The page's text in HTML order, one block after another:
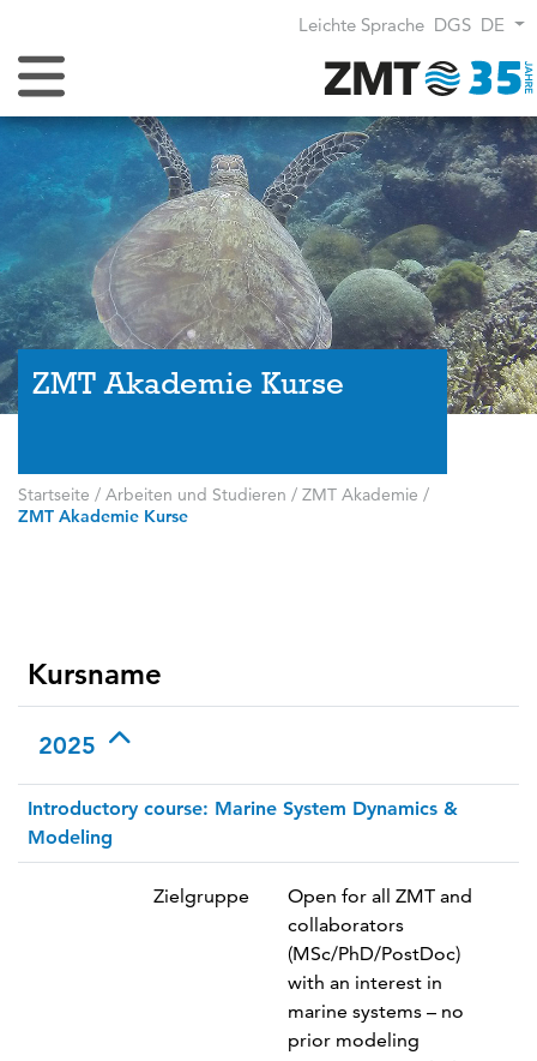
Leichte Sprache DGS DE
Navigation umschalten
ZMT Akademie Kurse
Startseite / Arbeiten und Studieren / ZMT Akademie /
ZMT Akademie Kurse
Kursname
2025
Introductory course: Marine System Dynamics &
Modeling
Zielgruppe
Open for all ZMT and
collaborators
(MSc/PhD/PostDoc)
with an interest in
marine systems – no
prior modeling